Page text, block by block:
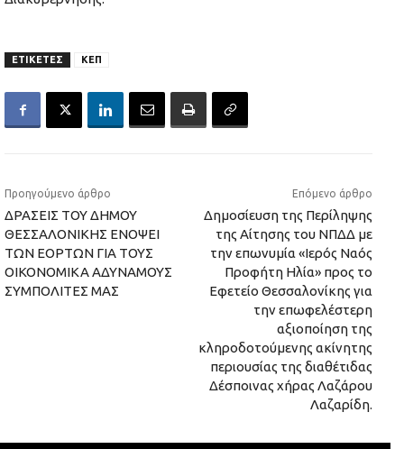
ΕΤΙΚΕΤΕΣ ΚΕΠ
Προηγούμενο άρθρο
ΔΡΑΣΕΙΣ ΤΟΥ ΔΗΜΟΥ
ΘΕΣΣΑΛΟΝΙΚΗΣ ΕΝΟΨΕΙ
ΤΩΝ ΕΟΡΤΩΝ ΓΙΑ ΤΟΥΣ
ΟΙΚΟΝΟΜΙΚΑ ΑΔΥΝΑΜΟΥΣ
ΣΥΜΠΟΛΙΤΕΣ ΜΑΣ
Επόμενο άρθρο
Δημοσίευση της Περίληψης
της Αίτησης του ΝΠΔΔ με
την επωνυμία «Ιερός Ναός
Προφήτη Ηλία» προς το
Εφετείο Θεσσαλονίκης για
την επωφελέστερη
αξιοποίηση της
κληροδοτούμενης ακίνητης
περιουσίας της διαθέτιδας
Δέσποινας χήρας Λαζάρου
Λαζαρίδη.